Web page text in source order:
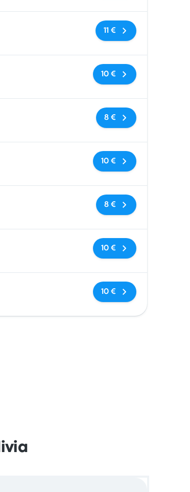
Keine Tags
11 €
Keine Tags
10 €
Keine Tags
8 €
Keine Tags
10 €
Keine Tags
8 €
Keine Tags
10 €
Keine Tags
10 €